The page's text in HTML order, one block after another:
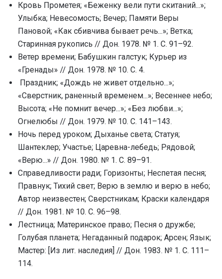
Кровь Прометея; «Беженку вели пути скитаний...»;
Улыбка; Невесомость; Вечер; Памяти Веры
Пановой; «Как сбивчива бывает речь...»; Ветка;
Старинная рукопись // Дон. 1978. № 1. С. 91–92.
Ветер времени; Бабушкин галстук; Курьер из
«Гренады» // Дон. 1978. № 10. С. 4.
Праздник; «Дождь не живет отдельно...»;
«Сверстник, раненный временем...»; Весеннее небо;
Высота; «Не помнит вечер...»; «Без любви...»;
Огнелюбы // Дон. 1979. № 10. С. 141–143.
Ночь перед уроком; Дыханье света; Статуя;
Шантеклер; Участье; Царевна-лебедь; Рядовой;
«Верю...» // Дон. 1980. № 1. С. 89–91.
Справедливости ради; Горизонты; Неспетая песня;
Правнук; Тихий свет; Верю в землю и верю в небо;
Автор неизвестен; Сверстникам; Краски календаря
// Дон. 1981. № 10. С. 96–98.
Лестница; Материнское право; Песня о дружбе;
Голубая планета; Негаданный подарок; Арсен; Язык;
Мастер: [Из лит. наследия] // Дон. 1983. № 1. C. 111–
114.